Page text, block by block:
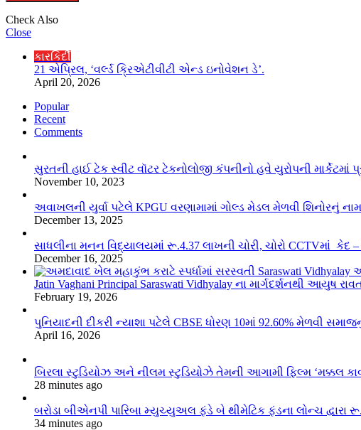
Check Also
Close
કારકિર્દી
21 એપ્રિલ, ‘વર્લ્ડ ક્રિએટીવીટી એન્ડ ઇનોવેશન ડે’.
April 20, 2026
Popular
Recent
Comments
સુરતની હાઈ ટેક સ્વીટ વૉટર ટેકનોલોજી કંપનીનો હવે યુરોપની માર્કેટમાં
November 10, 2023
અવાખલની યુર્વા પટેલે KPGU વરણામામાં ગોલ્ડ મેડલ મેળવી શિનોરનું
December 13, 2025
સાધલીના મનન વિદ્યાલયમાં રૂ.4.37 લાખની ચોરી, ચોરો CCTVમાં કેદ –
December 16, 2025
Jatin Vaghani Principal Saraswati Vidhyalay ના માર્ગદર્શનથી
February 19, 2026
પુનિયાદની દીકરી ન્યાશા પટેલે CBSE ધોરણ 10માં 92.60% મેળવી
April 16, 2026
બિરલા સ્ટુડિયોઝ અને નીલમ સ્ટુડિયોઝે તેમની આગામી ફિલ્મ ‘મક્કલ
28 minutes ago
બરોડા બીએનપી પારિબા મ્યુચ્યુઅલ ફંડે બે થીમેટિક ફંડના લોન્ચ દ્વારા
34 minutes ago